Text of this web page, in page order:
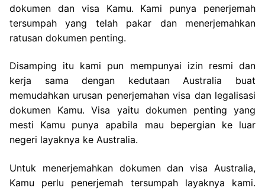
dokumen dan visa Kamu. Kami punya penerjemah
tersumpah yang telah pakar dan menerjemahkan
ratusan dokumen penting.
Disamping itu kami pun mempunyai izin resmi dan
kerja sama dengan kedutaan Australia buat
memudahkan urusan penerjemahan visa dan legalisasi
dokumen Kamu. Visa yaitu dokumen penting yang
mesti Kamu punya apabila mau bepergian ke luar
negeri layaknya ke Australia.
Untuk menerjemahkan dokumen dan visa Australia,
Kamu perlu penerjemah tersumpah layaknya kami.